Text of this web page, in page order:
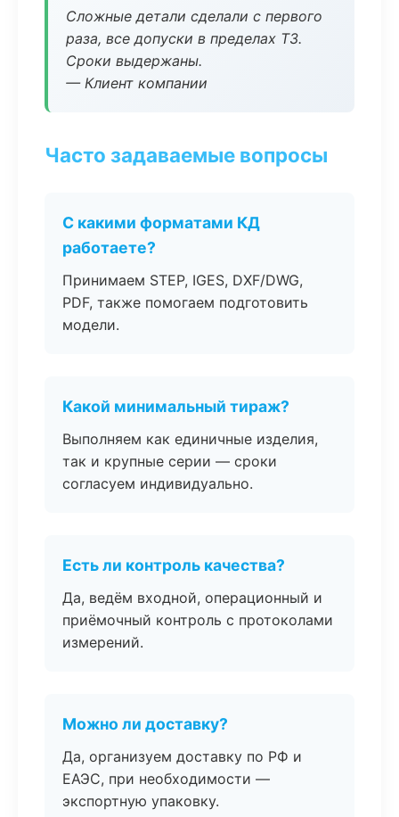
Сложные детали сделали с первого
раза, все допуски в пределах ТЗ.
Сроки выдержаны.
— Клиент компании
Часто задаваемые вопросы
С какими форматами КД
работаете?
Принимаем STEP, IGES, DXF/DWG,
PDF, также помогаем подготовить
модели.
Какой минимальный тираж?
Выполняем как единичные изделия,
так и крупные серии — сроки
согласуем индивидуально.
Есть ли контроль качества?
Да, ведём входной, операционный и
приёмочный контроль с протоколами
измерений.
Можно ли доставку?
Да, организуем доставку по РФ и
ЕАЭС, при необходимости —
экспортную упаковку.